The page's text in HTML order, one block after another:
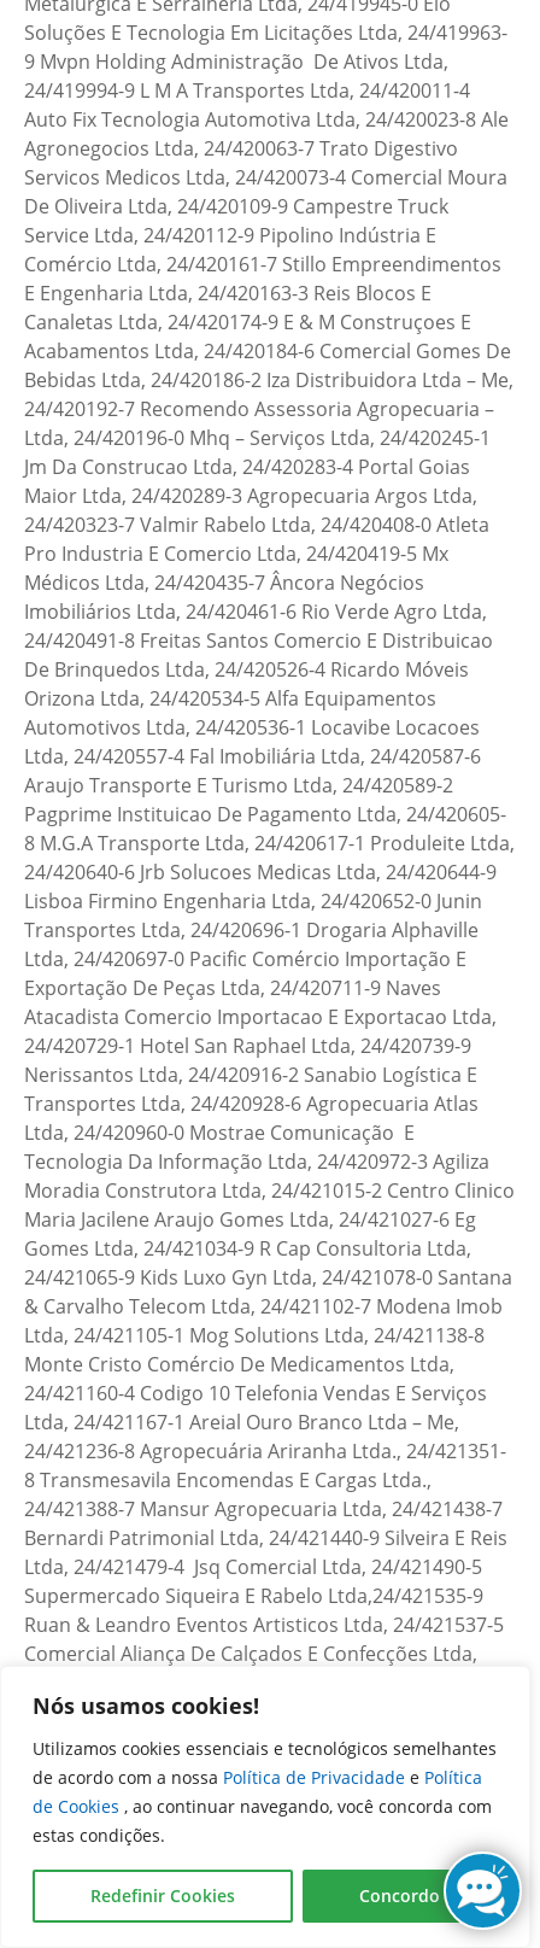
Nós usamos cookies!
Utilizamos cookies essenciais e tecnológicos semelhantes
de acordo com a nossa Política de Privacidade e Política
de Cookies , ao continuar navegando, você concorda com
estas condições.
Redefinir Cookies Concordo